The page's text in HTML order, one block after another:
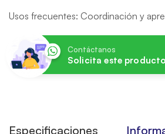
Usos frecuentes: Coordinación y
Contáctanos
Solicita este producto
Especificaciones